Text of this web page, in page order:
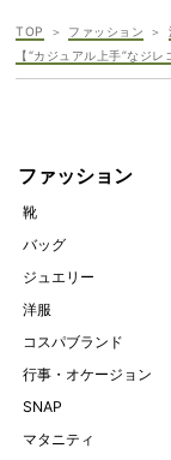
TOP ファッション
【“カジュアル上手”なジ
ファッション
靴
バッグ
ジュエリー
洋服
コスパブランド
行事・オケージョン
SNAP
マタニティ